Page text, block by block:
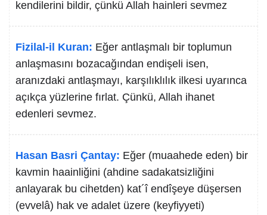
kendilerini bildir, çünkü Allah hainleri sevmez
Fizilal-il Kuran: Eğer antlaşmalı bir toplumun
anlaşmasını bozacağından endişeli isen,
aranızdaki antlaşmayı, karşılıklılık ilkesi uyarınca
açıkça yüzlerine fırlat. Çünkü, Allah ihanet
edenleri sevmez.
Hasan Basri Çantay: Eğer (muaahede eden) bir
kavmin haainliğini (ahdine sadakatsizliğini
anlayarak bu cihetden) kat´î endîşeye düşersen
(evvelâ) hak ve adalet üzere (keyfiyyeti)